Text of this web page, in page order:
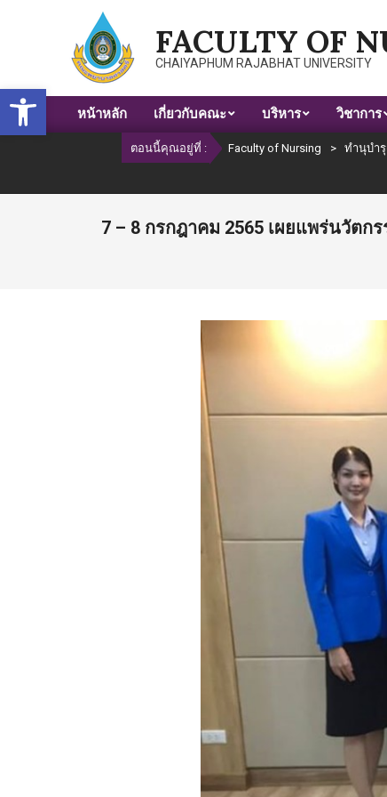
Open toolbar
FACULTY OF
CHAIYAPHUM RAJABHAT UNIVERSITY
Primary
หน้าหลัก เกี่ยวกับคณะ บริหาร วิชาการ
ตอนนี้คุณอยู่ที่ : Faculty of Nursing > ทำนุบำรุ
7 – 8 กรกฎาคม 2565 เผยแพร่นวัต